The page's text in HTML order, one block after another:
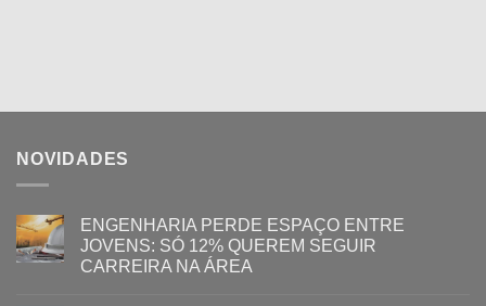
NOVIDADES
ENGENHARIA PERDE ESPAÇO ENTRE
JOVENS: SÓ 12% QUEREM SEGUIR
CARREIRA NA ÁREA